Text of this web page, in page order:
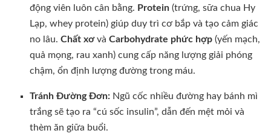
động viên luôn cân bằng. Protein (trứng, sữa chua Hy
Lạp, whey protein) giúp duy trì cơ bắp và tạo cảm giác
no lâu.Chất xơvàCarbohydrate phức hợp (yến mạch,
quả mọng, rau xanh) cung cấp năng lượng giải phóng
chậm, ổn định lượng đường trong máu.
Tránh Đường Đơn: Ngũ cốc nhiều đường hay bánh mì
trắng sẽ tạo ra “cú sốc insulin”, dẫn đến mệt mỏi và
thèm ăn giữa buổi.